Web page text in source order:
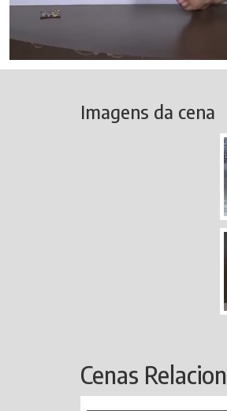
Imagens da cena
Cenas